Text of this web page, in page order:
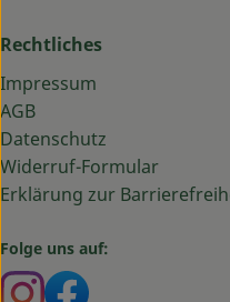
Rechtliches
Impressum
AGB
Datenschutz
Widerruf-Formular
Erklärung zur
Folge uns auf:
Externer Link zu
Externer Link